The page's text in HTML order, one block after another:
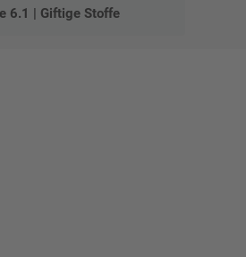
6.1 | Giftige Stoffe